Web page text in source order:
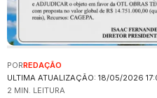
ULTIMA ATUALIZAÇÃO: 18/05/2026
PORREDAÇÃO
2 MIN. LEITURA